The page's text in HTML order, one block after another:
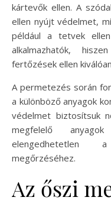
kártevők ellen. A
ellen nyújt védelmet,
például a tetvek
alkalmazhatók,
fertőzések ellen
A permetezés során
a különböző anyagok
védelmet biztosítsuk
megfelelő
elengedhetetlen
megőrzéséhez.
Az őszi